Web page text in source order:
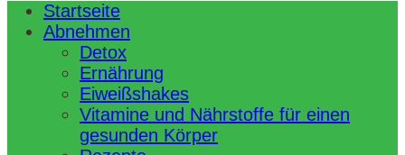
Startseite
Abnehmen
Detox
Ernährung
Eiweißshakes
Vitamine und Nährstoffe für einen
gesunden Körper